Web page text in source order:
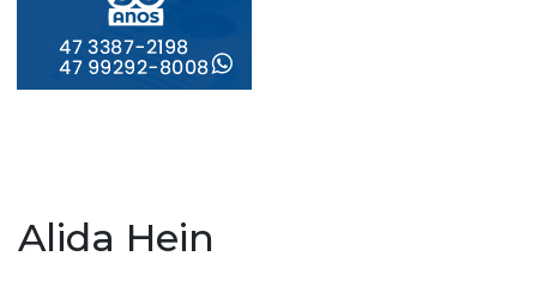
Alida Hein